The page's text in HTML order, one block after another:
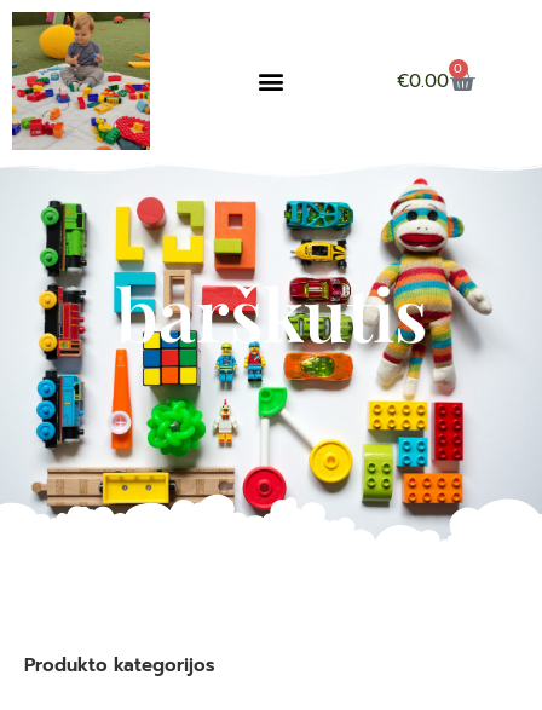
€0.00 0
barškutis
Produkto kategorijos